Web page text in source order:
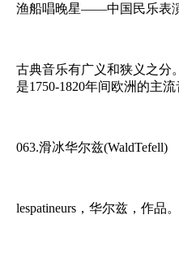
渔船唱晚星——中国民乐表
古典音乐有广义和狭义之分
是1750-1820年间欧洲的主
063.滑冰华尔兹(WaldTefell)
lespatineurs，华尔兹，作品